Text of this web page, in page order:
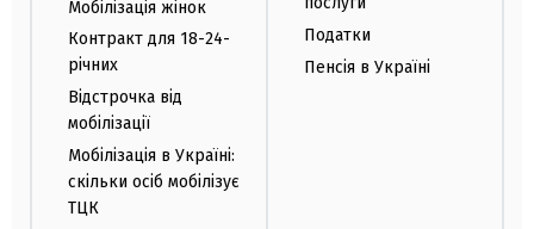
Мобілізація жінок
Контракт для 18-24-
річних
Відстрочка від
мобілізації
Мобілізація в Україні:
скільки осіб мобілізує
ТЦК
Податки
Пенсія в Україні